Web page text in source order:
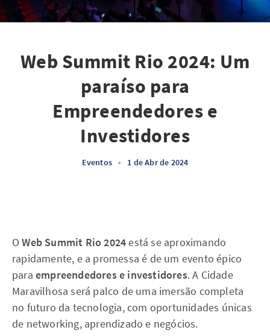
Web Summit Rio 2024: Um
paraíso para
Empreendedores e
Investidores
Eventos • 1 de Abr de 2024
OWeb Summit Rio 2024está se aproximando
rapidamente, e a promessa é de um evento épico
para empreendedores e investidores. A Cidade
Maravilhosa será palco de uma imersão completa
no futuro da tecnologia, com oportunidades únicas
de networking, aprendizado e negócios.